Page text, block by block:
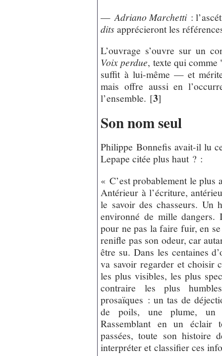
— Adriano Marchetti:
dits apprécieront les
L’ouvrage s’ouvre sur un
Voix perdue, texte qui comme
suffit à lui-même — et
mais offre aussi en
l’ensemble. [3]
Son nom seul
Philippe Bonnefis avait-il lu
Lepape citée plus haut ? :
« C’est probablement le plus
Antérieur à l’écriture,
le savoir des chasseurs. Un
environné de mille
pour ne pas la faire fuir, en
renifle pas son odeur, car
être su. Dans les centaines
va savoir regarder et choisir
les plus visibles, les plus
contraire les plus
prosaïques : un tas de
de poils, une plume, un
Rassemblant en un éclair
passées, toute son histoire
interpréter et classifier ces